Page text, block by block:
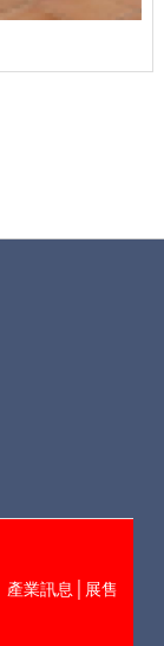
產業訊息
展售